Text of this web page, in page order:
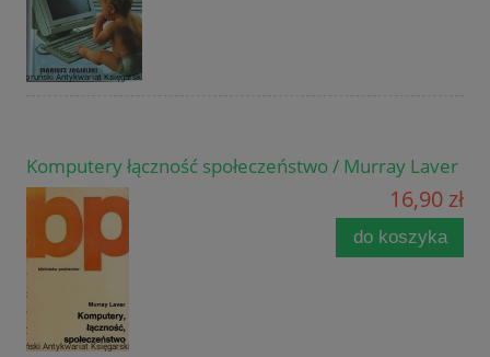
Komputery łączność społeczeństwo / Murray Laver
16,90 zł
do koszyka